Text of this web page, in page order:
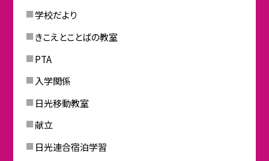
学校だより
きこえとことばの教室
PTA
入学関係
日光移動教室
献立
日光連合宿泊学習